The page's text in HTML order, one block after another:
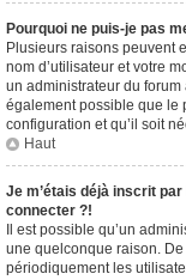
Pourquoi ne puis-je pas
Plusieurs raisons peuvent
nom d’utilisateur et votre
un administrateur du
également possible que le
configuration et qu’il soit
Haut
Je m’étais déjà inscrit
connecter ?!
Il est possible qu’un
une quelconque raison.
périodiquement les